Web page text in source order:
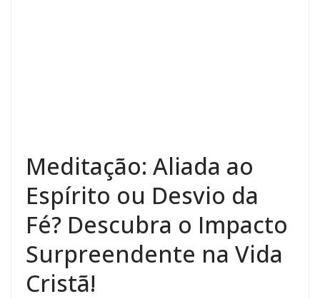
Meditação: Aliada ao
Espírito ou Desvio da
Fé? Descubra o Impacto
Surpreendente na Vida
Cristã!